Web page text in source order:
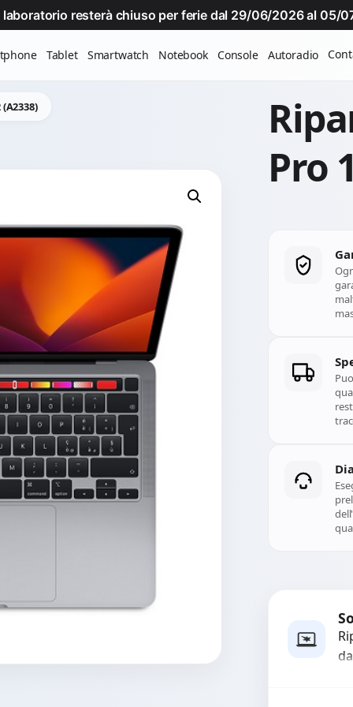
laboratorio resterà chiuso per ferie dal 29/06/2026 al 05/
Tablet Smartwatch Notebook Console Autoradio
Pro